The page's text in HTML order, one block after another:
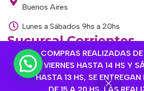
COMPRAS REALIZADAS
VIERNES HASTA 14 HS Y
HASTA 13 HS, SE ENTREGAN
Buenos Aires
Lunes a Sábados 9hs a 20hs
Sucursal Corrientes
1145306985
Corrientes 1464, Olivos, Provincia